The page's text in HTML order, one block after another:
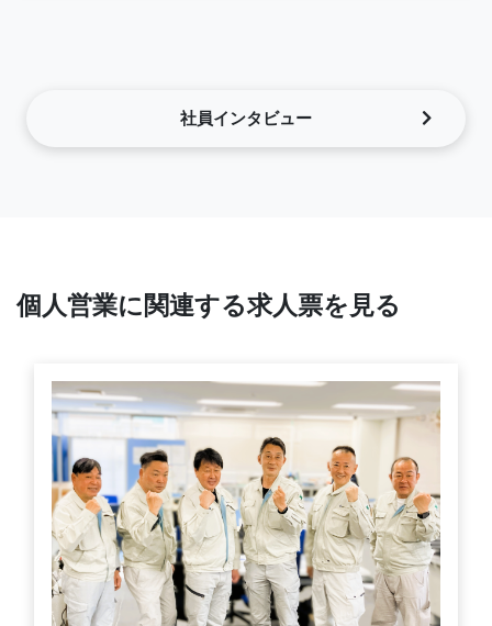
社員インタビュー
個人営業に関連する求人票を見る